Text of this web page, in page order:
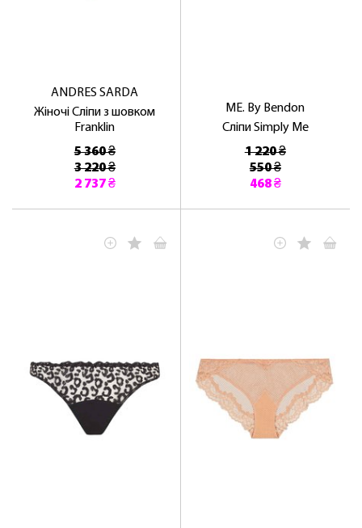
ANDRES SARDA
Жіночі Сліпи з шовком
Franklin
5 360 ₴
3 220 ₴
2 737 ₴
ME. By Bendon
Сліпи Simply Me
1 220 ₴
550 ₴
468 ₴